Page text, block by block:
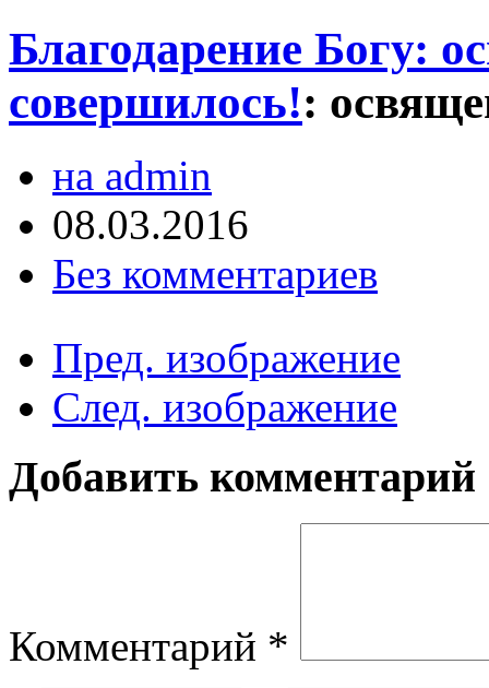
Благодарение Богу:
совершилось!:
на admin
08.03.2016
Без комментариев
Пред. изображение
След. изображение
Добавить комментарий
Комментарий *